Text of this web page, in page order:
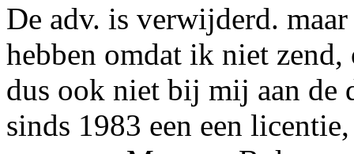
De adv. is verwijderd.
hebben omdat ik niet
dus ook niet bij mij aan de
sinds 1983 een een